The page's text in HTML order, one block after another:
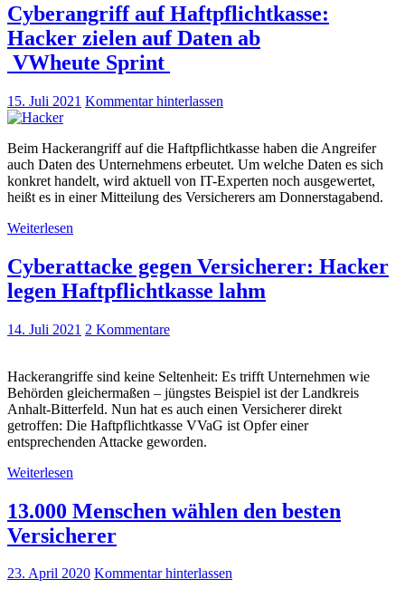
Cyberangriff auf Haftpflichtkasse:
Hacker zielen auf Daten ab
VWheute Sprint
15. Juli 2021 Kommentar hinterlassen
Beim Hackerangriff auf die Haftpflichtkasse haben die Angreifer
auch Daten des Unternehmens erbeutet. Um welche Daten es sich
konkret handelt, wird aktuell von IT-Experten noch ausgewertet,
heißt es in einer Mitteilung des Versicherers am Donnerstagabend.
Weiterlesen
Cyberattacke gegen Versicherer: Hacker
legen Haftpflichtkasse lahm
14. Juli 2021 2 Kommentare
Hackerangriffe sind keine Seltenheit: Es trifft Unternehmen wie
Behörden gleichermaßen – jüngstes Beispiel ist der Landkreis
Anhalt-Bitterfeld. Nun hat es auch einen Versicherer direkt
getroffen: Die Haftpflichtkasse VVaG ist Opfer einer
entsprechenden Attacke geworden.
Weiterlesen
13.000 Menschen wählen den besten
Versicherer
23. April 2020 Kommentar hinterlassen